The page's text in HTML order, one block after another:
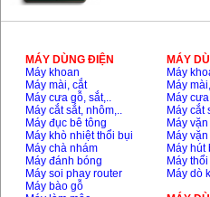
MÁY DÙNG ĐIỆN
Máy khoan
Máy mài, cắt
Máy cưa gỗ, sắt,..
Máy cắt sắt, nhôm,..
Máy đục bê tông
Máy khò nhiệt thổi bụi
Máy chà nhám
Máy đánh bóng
Máy soi phay router
Máy bào gỗ
MÁY
Máy
Máy
Máy
Máy cắt
Máy
Máy
Máy hút
Máy
Máy dò